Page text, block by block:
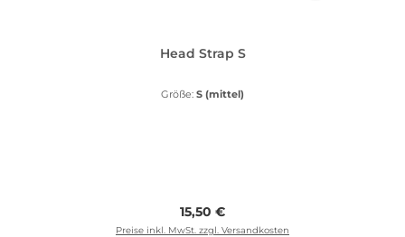
Head Strap S
Größe: S (mittel)
Regulärer Preis:
15,50 €
Preise inkl. MwSt. zzgl. Versandkosten